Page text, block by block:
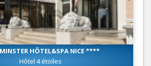
HÔTEL&SPA NICE ****
Hôtel 4 étoiles